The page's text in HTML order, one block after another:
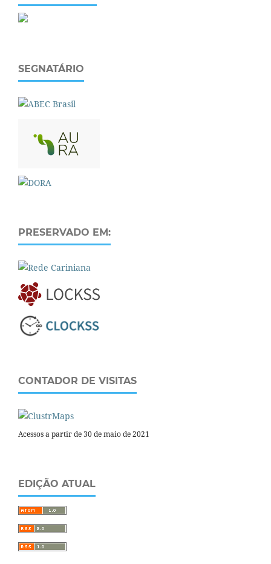
SEGNATÁRIO
PRESERVADO EM:
CONTADOR DE VISITAS
Acessos a partir de 30 de maio de 2021
EDIÇÃO ATUAL